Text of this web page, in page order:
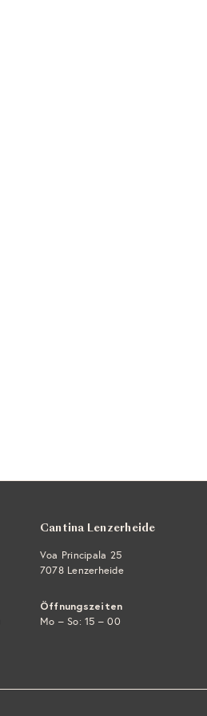
Cantina Lenzerheide
Voa Principala 25
7078 Lenzerheide
Öffnungszeiten
Mo – So: 15 – 00